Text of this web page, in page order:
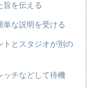
旨を伝える
単な説明を受ける
トとスタジオが別の
ッチなどして待機